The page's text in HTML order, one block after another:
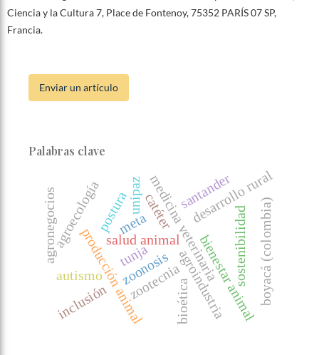
Ciencia y la Cultura 7, Place de Fontenoy, 75352 PARÍS 07 SP,
Francia.
Enviar un artículo
Palabras clave
salud animal
producción animalzootecnia
medicina veterinariabienestar animal
agroindustria
agroecología desarrollo rural
sostenibilidad
agronegocios
zoonosis
bioética boyacá (colombia)
santander
meta
tunja
unipaz
autismo
inclusión
catéter
postura